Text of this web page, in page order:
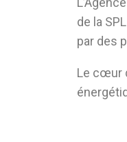
de la
par des
Le cœur